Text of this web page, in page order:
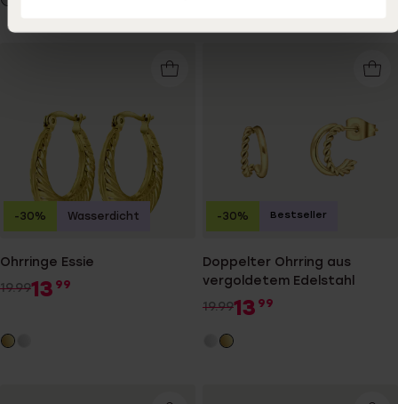
Ohrringe Essie
19.9913 99
-30% Wasserdicht
Doppelter Ohrring aus
vergoldetem Edelstahl
19.9913 99
-30% Bestseller